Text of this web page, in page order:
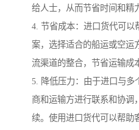
给人士，从而节省时间和精
4. 节省成本：进口货代可以
案，选择适合的船运或空运
流渠道的整合，节省运输成
5. 降低压力：由于进口与多
商和运输方进行联系和协调
续。使用进口货代可以帮助